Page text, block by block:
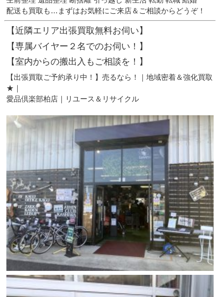
配送も買取も…まずはお気軽にご来店＆ご相談からどうぞ！
【近隣エリア出張買取無料お伺い】
【専属バイヤー２名でのお伺い！】
【室内からの搬出入もご相談を！】
【出張買取ご予約承り中！】売るなら！｜地域密着＆強化買取
★｜
愛品倶楽部柏店｜リユース＆リサイクル